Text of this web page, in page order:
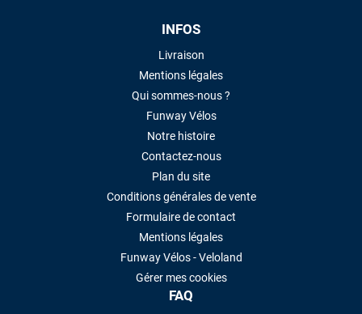
INFOS
Livraison
Mentions légales
Qui sommes-nous ?
Funway Vélos
Notre histoire
Contactez-nous
Plan du site
Conditions générales de vente
Formulaire de contact
Mentions légales
Funway Vélos - Veloland
Gérer mes cookies
FAQ